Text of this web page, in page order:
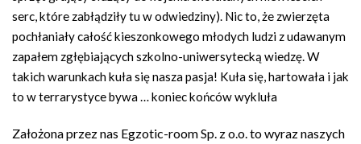
serc, które zabłądziły tuw odwiedziny). Nic to, że zwierzęta
pochłaniały całość kieszonkowego młodych ludzi z udawanym
zapałem zgłębiającychszkolno-uniwersytecką wiedzę. W
takich warunkach kuła się nasza pasja! Kuła się, hartowała i jak
to w terrarystyce bywa … koniec końcówwykluła
Założona przez nas Egzotic-room Sp. z o.o. to wyraz naszych